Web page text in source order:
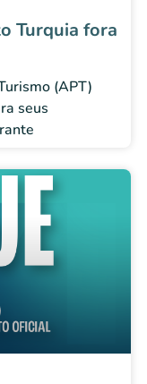
Turquia fora
(APT)
seus